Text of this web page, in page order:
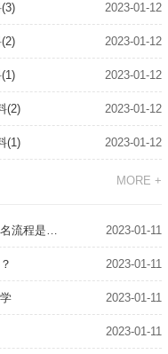
2023-01-12
2023-01-12
2023-01-12
(2) 2023-01-12
(1) 2023-01-12
MORE +
•国家开放大学是什么学校？学历正规吗？报名流程是什么？ 2023-01-11
2023-01-11
2023-01-11
2023-01-11